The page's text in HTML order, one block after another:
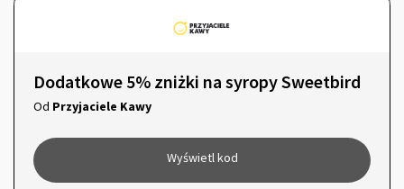
Dodatkowe 5% zniżki na syropy Sweetbird
Od Przyjaciele Kawy
Wyświetl kod